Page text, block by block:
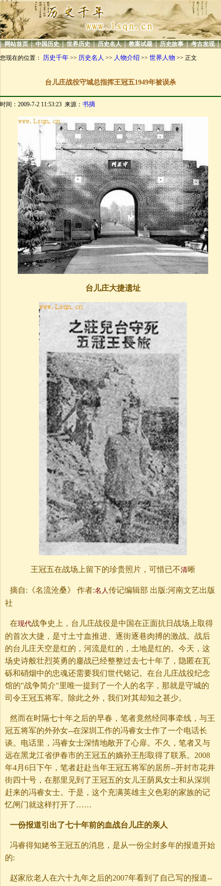
| 网站首页 | 中国历史 | 世界历史 | 历史名人 | 教案试题 | 历史故事 | 考古发现 |
您现在的位置： 历史千年 >> 历史名人 >> 人物介绍 >> 世界人物 >> 正文
台儿庄战役守城总指挥王冠五1949年被误杀
时间：2009-7-2 11:53:23 来源： 书摘
台儿庄大捷遗址
王冠五在战场上留下的珍贵照片，可惜已不清晰
摘自:《名流沧桑》 作者:名人 传记编辑部 出版:河南文艺出版
社
在现代战争史上，台儿庄战役是中国在正面抗日战场上取得
的首次大捷，是寸土寸血推进、逐街逐巷肉搏的激战。战后
的台儿庄天空是红的，河流是红的，土地是红的。今天，这
场史诗般壮烈英勇的鏖战已经整整过去七十年了，隐匿在瓦
砾和硝烟中的忠魂还需要我们世代铭记。在台儿庄战役纪念
馆的"战争简介"里唯一提到了一个人的名字，那就是守城的
司令王冠五将军。除此之外，我们对其却知之甚少。
然而在时隔七十年之后的早春，笔者竟然经同事牵线，与王
冠五将军的外孙女--在深圳工作的冯睿女士作了一个电话长
谈。电话里，冯睿女士深情地敞开了心扉。不久，笔者又与
远在黑龙江省伊春市的王冠五的嫡孙王彤取得了联系。2008
年4月6日下午，笔者赶赴当年王冠五将军的居所--开封市花井
街四十号，在那里见到了王冠五的女儿王荫凤女士和从深圳
赶来的冯睿女士。于是，这个充满英雄主义色彩的家族的记
忆闸门就这样打开了……
一份报道引出了七十年前的血战台儿庄的亲人
冯睿得知姥爷王冠五的消息，是从一份尘封多年的报道开始
的:
赵家欣老人在六十九年之后的2007年看到了自己写的报道--